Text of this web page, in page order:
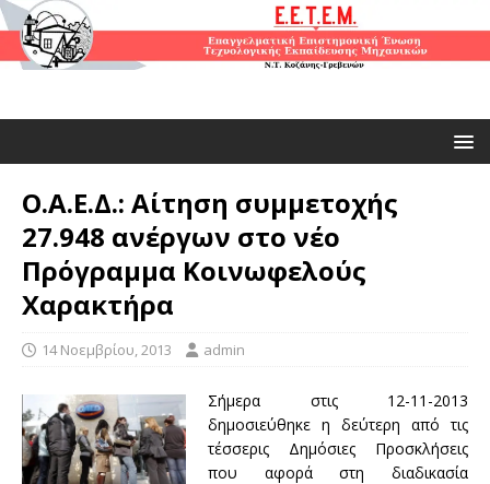
Ο.Α.Ε.Δ.: Αίτηση συμμετοχής
27.948 ανέργων στο νέο
Πρόγραμμα Κοινωφελούς
Χαρακτήρα
14 Νοεμβρίου, 2013 admin
Σήμερα στις 12-11-2013
δημοσιεύθηκε η δεύτερη από τις
τέσσερις Δημόσιες Προσκλήσεις
που αφορά στη διαδικασία